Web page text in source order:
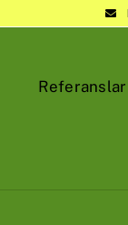
Referanslar